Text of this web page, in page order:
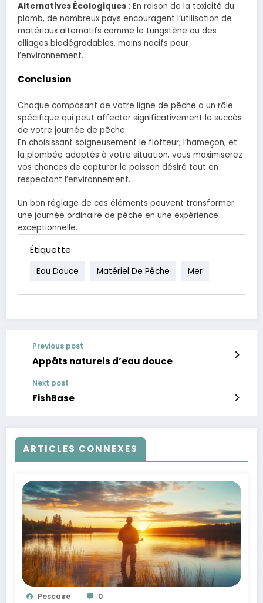
Alternatives Écologiques : En raison de la toxicité du
plomb, de nombreux pays encouragent l’utilisation de
matériaux alternatifs comme le tungstène ou des
alliages biodégradables, moins nocifs pour
l’environnement.
Conclusion
Chaque composant de votre ligne de pêche a un rôle
spécifique qui peut affecter significativement le succès
de votre journée de pêche.
En choisissant soigneusement le flotteur, l’hameçon, et
la plombée adaptés à votre situation, vous maximiserez
vos chances de capturer le poisson désiré tout en
respectant l’environnement.
Un bon réglage de ces éléments peuvent transformer
une journée ordinaire de pêche en une expérience
exceptionnelle.
Étiquette
Eau Douce Matériel De Pêche Mer
Previous post
Appâts naturels d’eau douce
Next post
FishBase
ARTICLES CONNEXES
Pescaire 0